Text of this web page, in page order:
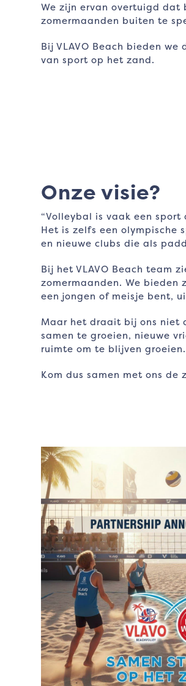
We zijn ervan overtuigd dat
zomermaanden buiten te
Bij VLAVO Beach bieden
van sport op het zand.
Onze visie?
“Volleybal is vaak een
Het is zelfs een olympische
en nieuwe clubs die als
Bij het VLAVO Beach team
zomermaanden. We
een jongen of meisje bent,
Maar het draait bij ons niet
samen te groeien, nieuwe
ruimte om te blijven
Kom dus samen met ons